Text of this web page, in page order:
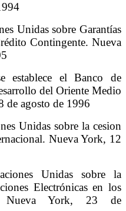
Unidas sobre Garantías
Contingente. Nueva
establece el Banco de
del Oriente Medio
de agosto de 1996
Unidas sobre la cesion
Nueva York, 12
Unidas sobre la
Electrónicas en los
Nueva York, 23 de